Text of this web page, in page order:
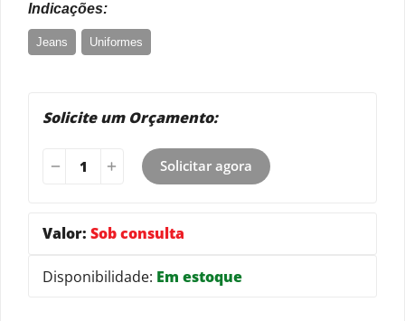
Indicações:
Jeans Uniformes
Solicite um Orçamento:
Solicitar agora
Valor: Sob consulta
Disponibilidade: Em estoque